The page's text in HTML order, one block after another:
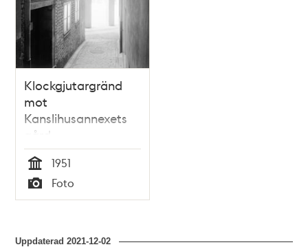
Klockgjutargränd
mot
Kanslihusannexets
gård
Tid
1951
Typ
Foto
Uppdaterad2021-12-02